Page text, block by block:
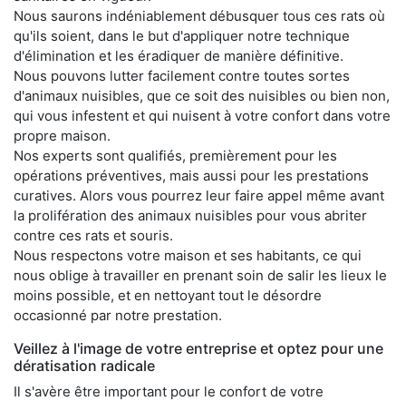
Nous saurons indéniablement débusquer tous ces rats où
qu'ils soient, dans le but d'appliquer notre technique
d'élimination et les éradiquer de manière définitive.
Nous pouvons lutter facilement contre toutes sortes
d'animaux nuisibles, que ce soit des nuisibles ou bien non,
qui vous infestent et qui nuisent à votre confort dans votre
propre maison.
Nos experts sont qualifiés, premièrement pour les
opérations préventives, mais aussi pour les prestations
curatives. Alors vous pourrez leur faire appel même avant
la prolifération des animaux nuisibles pour vous abriter
contre ces rats et souris.
Nous respectons votre maison et ses habitants, ce qui
nous oblige à travailler en prenant soin de salir les lieux le
moins possible, et en nettoyant tout le désordre
occasionné par notre prestation.
Veillez à l'image de votre entreprise et optez pour une
dératisation radicale
Il s'avère être important pour le confort de votre